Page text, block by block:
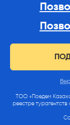
ТОО «Поедем
реестре